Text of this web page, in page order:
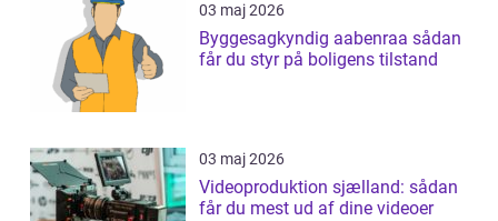
03 maj 2026
Byggesagkyndig aabenraa sådan
får du styr på boligens tilstand
03 maj 2026
Videoproduktion sjælland: sådan
får du mest ud af dine videoer